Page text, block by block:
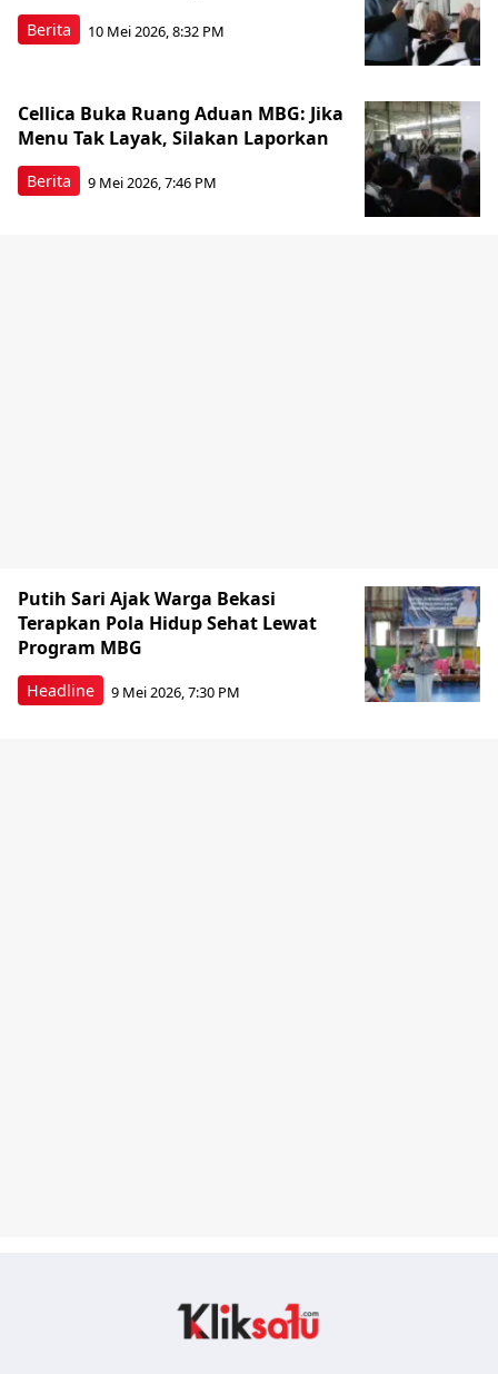
Berita 10 Mei 2026, 8:32 PM
Berita
Cellica Buka Ruang Aduan MBG: Jika
Menu Tak Layak, Silakan Laporkan
9 Mei 2026, 7:46 PM
Headline
Putih Sari Ajak Warga Bekasi
Terapkan Pola Hidup Sehat Lewat
Program MBG
9 Mei 2026, 7:30 PM